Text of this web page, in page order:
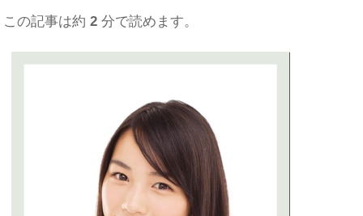
この記事は約2 分で読めます。